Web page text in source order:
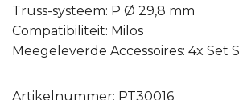
Truss-systeem: P Ø 29,8 mm
Compatibiliteit: Milos
Meegeleverde Accessoires: 4x Set
Artikelnummer: PT30016